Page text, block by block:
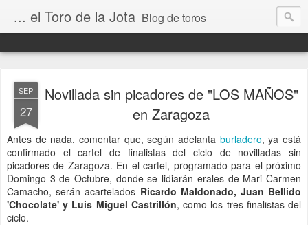
... el Toro de la Jota Blog de toros
SEP
27
Novillada sin picadores de "LOS MAÑOS"
en Zaragoza
Antes de nada, comentar que, según adelanta burladero, ya está
confirmado el cartel de finalistas del ciclo de novilladas sin
picadores de Zaragoza. En el cartel, programado para el próximo
Domingo 3 de Octubre, donde se lidiarán erales de Mari Carmen
Camacho, serán acartelados Ricardo Maldonado, Juan Bellido
'Chocolate' y Luis Miguel Castrillón, como los tres finalistas del
ciclo.